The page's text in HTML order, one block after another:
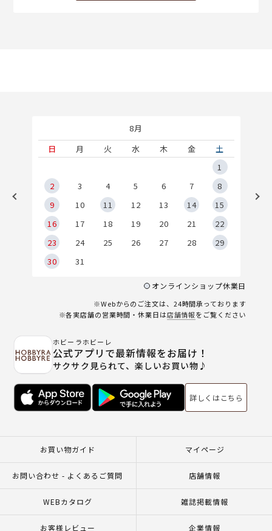
8月
日
月 火 水 木 金
土
1
2
3 4 5 6 7
8
9
10 11 12 13 14
15
16
17 18 19 20 21
22
23
24 25 26 27 28
29
30
31
オンラインショップ休業日
※Webからのご注文は、24時間承っております
※各実店舗の営業時間・休業日は店舗情報をご覧ください
ホビーラホビーレ
公式アプリで最新情報をお届け！
サクサク見られて、楽しいお買い物♪
詳しくはこちら
お買い物ガイド マイページ
お問い合わせ - よくあるご質問 店舗情報
WEBカタログ 雑誌掲載情報
お客様レビュー 企業情報